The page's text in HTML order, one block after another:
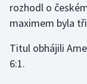
Plavání
Ragby
rozhodl o
maximem byla
Titul obhájili
6:1.